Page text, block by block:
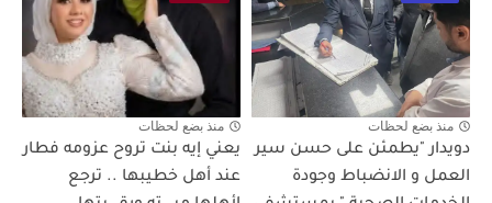
منذ بضع لحظات
دويدار "يطمئن على حسن سير
العمل و الانضباط وجودة
منذ بضع لحظات
يعني إيه بنت تروح عزومه فطار
عند أهل خطيبها .. ترجع